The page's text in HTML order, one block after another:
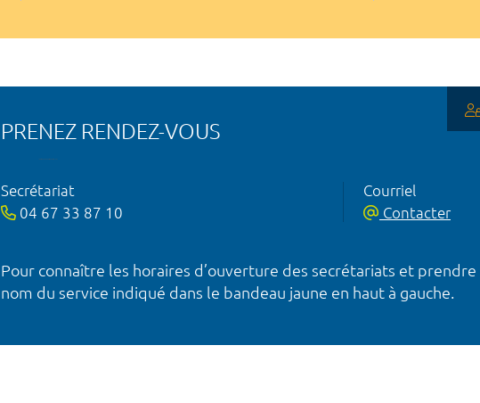
PRENEZ RENDEZ-VOUS
Secrétariat
04 67 33 87 10
Courriel
Contacter
Pour connaître les horaires d’ouverture des secrétariats et
nom du service indiqué dans le bandeau jaune en haut à gauche.